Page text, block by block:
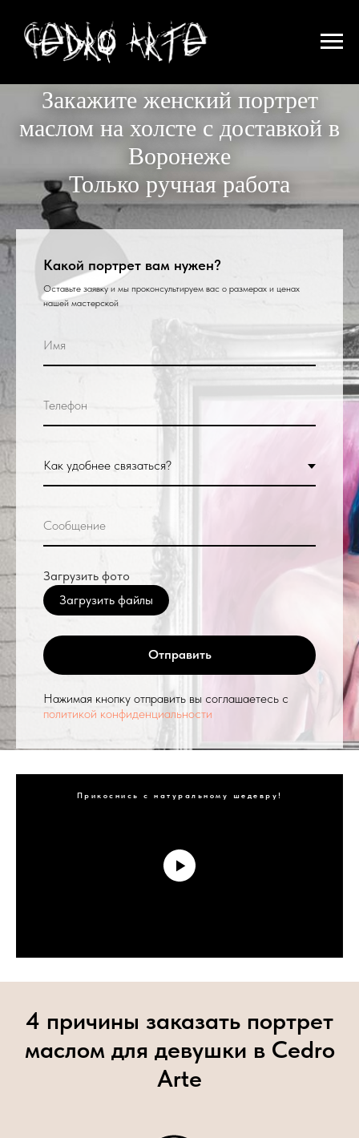
Закажите женский портрет
маслом на холсте с доставкой в
Воронеже
Только ручная работа
Какой портрет вам нужен?
Оставьте заявку и мы проконсультируем вас о размерах и ценах
нашей мастерской
Загрузить фото
Загрузить файлы
Отправить
Нажимая кнопку отправить вы соглашаетесь с
политикой конфиденциальности
Прикоснись с натуральному шедевру!
4 причины заказать портрет
маслом для девушки в Cedro
Arte